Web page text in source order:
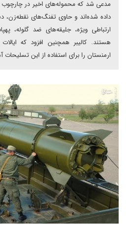
مدعی شد که محموله‌های اخیر در چارچوب
داده شده‌اند و حاوی تفنگ‌های نقطه‌زن،
ارتباطی ویژه، جلیقه‌های ضد گلوله،
هستند. کالیبر همچنین افزود که
ارمنستان را برای استفاده از این